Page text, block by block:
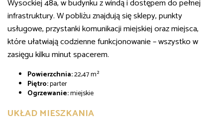
Wysockiej 48a, w budynku z windą i dostępem do pełnej
infrastruktury. W pobliżu znajdują się sklepy, punkty
usługowe, przystanki komunikacji miejskiej oraz miejsca,
które ułatwiają codzienne funkcjonowanie – wszystko w
zasięgu kilku minut spacerem.
Powierzchnia:22,47 m²
Piętro:parter
Ogrzewanie:miejskie
UKŁAD MIESZKANIA